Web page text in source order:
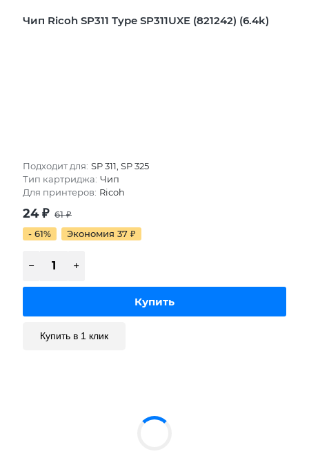
Чип Ricoh SP311 Type SP311UXE (821242) (6.4k)
Подходит для: SP 311, SP 325
Тип картриджа: Чип
Для принтеров: Ricoh
24₽ 61₽
- 61%
Экономия 37 ₽
Купить в 1 клик